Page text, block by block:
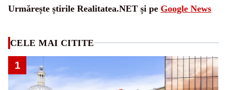
Urmărește știrile Realitatea.NET și pe Google News
CELE MAI CITITE
1